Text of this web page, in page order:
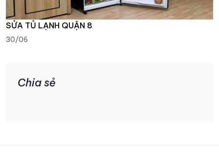
SỬA TỦ LẠNH QUẬN 8
30/06
Chia sẻ